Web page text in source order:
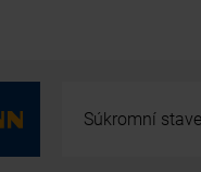
Súkromní